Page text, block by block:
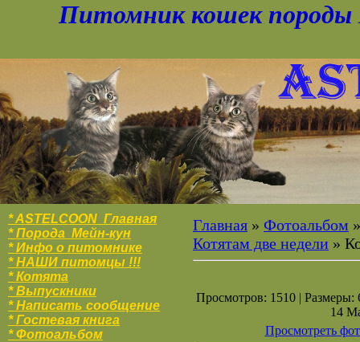
Питомник кошек породы
* ASTELCOON Главная
* Порода Мейн-кун
* Инфо о питомнике
* НАШИ питомцы !!!
* Котята
* Выпускники
* Написать сообщение
* Гостевая книга
* Фотоальбом
Главная » Фотоальбом
Котятам две недели »
Просмотров: 1510 | Размеры:
14
Просмотреть